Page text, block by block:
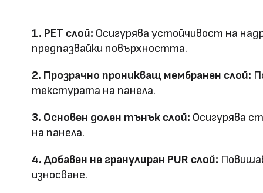
Дебелина: 5/8
технология
Матова PETG
Оценка за
ефективност
Клас на горимост
1. PET слой: Осигурява устойчивост на
предпазвайки повърхността.
2. Прозрачно проникващ мембранен слой:
текстурата на панела.
3. Основен долен тънък слой: Осигурява
на панела.
4. Добавен не гранулиран PUR слой:
износване.